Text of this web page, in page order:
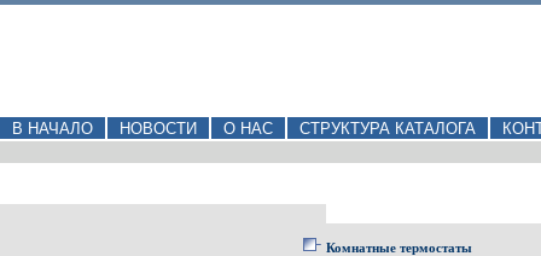
В НАЧАЛО НОВОСТИ О НАС СТРУКТУРА КАТАЛОГА
Комнатные термостаты